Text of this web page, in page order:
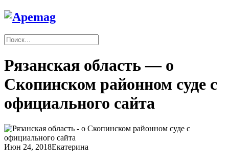
Рязанская область — о
Скопинском районном суде с
официального сайта
Июн 24, 2018Екатерина